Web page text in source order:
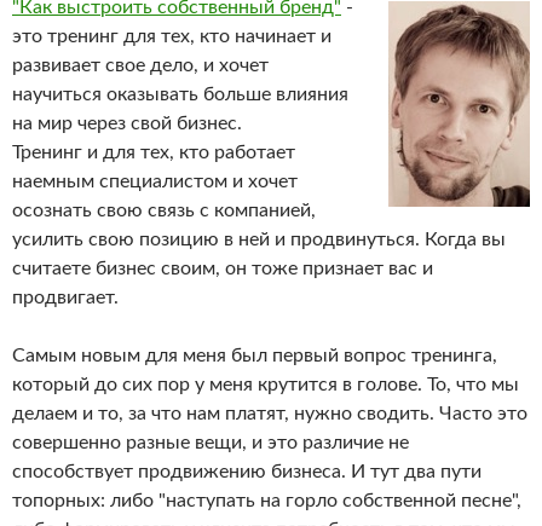
"Как выстроить собственный бренд" -
это тренинг для тех, кто начинает и
развивает свое дело, и хочет
научиться оказывать больше влияния
на мир через свой бизнес.
Тренинг и для тех, кто работает
наемным специалистом и хочет
осознать свою связь с компанией,
усилить свою позицию в ней и продвинуться. Когда вы
считаете бизнес своим, он тоже признает вас и
продвигает.
Самым новым для меня был первый вопрос тренинга,
который до сих пор у меня крутится в голове. То, что мы
делаем и то, за что нам платят, нужно сводить. Часто это
совершенно разные вещи, и это различие не
способствует продвижению бизнеса. И тут два пути
топорных: либо "наступать на горло собственной песне",